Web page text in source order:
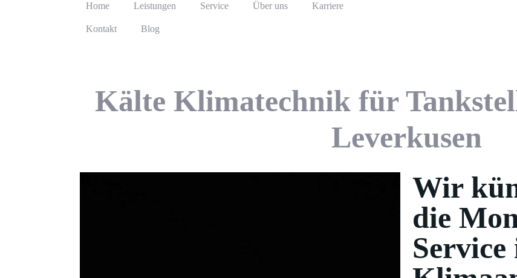
Home Leistungen Service Über uns Karriere
Kontakt Blog
Kälte Klimatechnik für
Leverkusen
Wir
die